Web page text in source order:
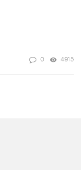
0 4915